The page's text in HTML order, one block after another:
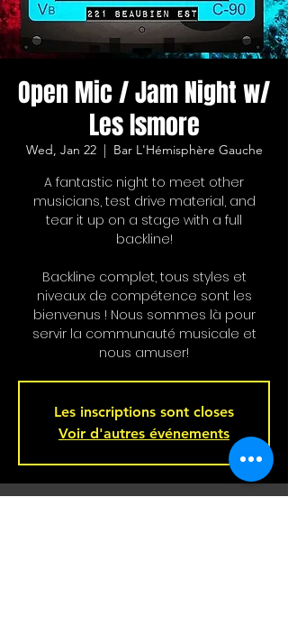
Open Mic / Jam Night w/
Les Ismore
Wed, Jan 22
  |
Bar L'Hémisphère Gauche
A fantastic night to meet other
musicians, test drive material, and
tear it up on a stage with a full
backline!
Backline complet, tous styles et
niveaux de compétence sont les
bienvenus ! Nous sommes là pour
servir la communauté musicale et
Les inscriptions sont closes
Voir d'autres événements